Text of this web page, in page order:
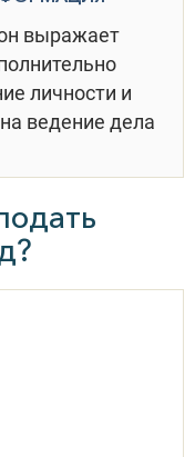
выражает
личности и
ведение дела